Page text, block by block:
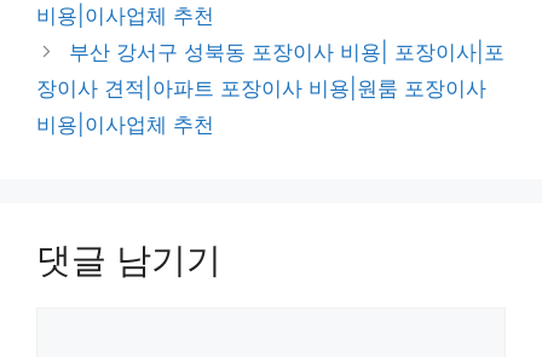
비용|이사업체 추천
부산 강서구 성북동 포장이사 비용| 포장이사|포
장이사 견적|아파트 포장이사 비용|원룸 포장이사
비용|이사업체 추천
댓글 남기기